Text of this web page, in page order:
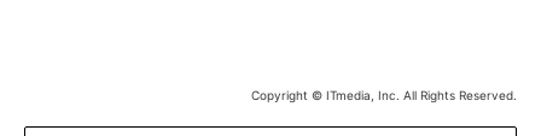
Copyright © ITmedia, Inc. All Rights Reserved.